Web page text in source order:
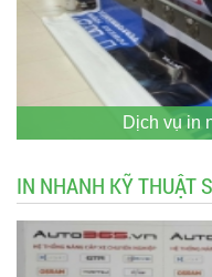
Dịch vụ in
IN NHANH KỸ THUẬT